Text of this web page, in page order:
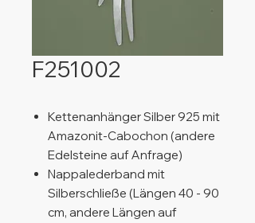
F251002
Kettenanhänger Silber 925 mit
Amazonit-Cabochon (andere
Edelsteine auf Anfrage)
Nappalederband mit
Silberschließe (Längen 40 - 90
cm, andere Längen auf